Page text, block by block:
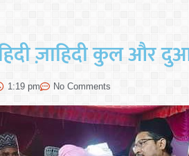
ज़ाहिदी कुल और
1:19 pm No Comments